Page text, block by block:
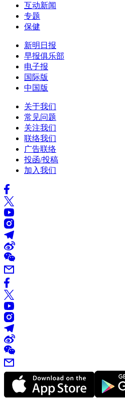
互动新闻
专题
保健
新明日报
早报俱乐部
电子报
国际版
中国版
关于我们
常见问题
关注我们
联络我们
广告联络
投函/投稿
加入我们